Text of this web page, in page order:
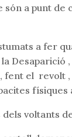
són a punt
a fer
fent el
voltants